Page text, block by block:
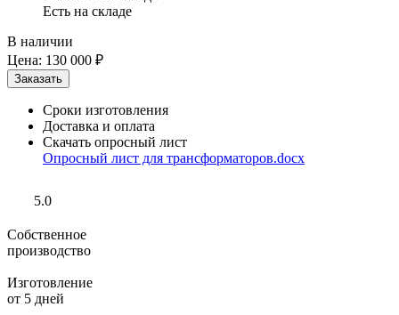
Есть на складе
В наличии
Цена: 130 000 ₽
Сроки изготовления
Доставка и оплата
Скачать опросный лист
Опросный лист для трансформаторов.docx
5.0
Собственное
производство
Изготовление
от 5 дней